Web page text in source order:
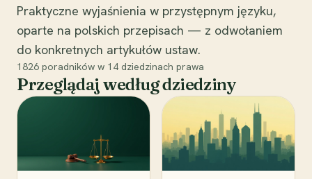
Praktyczne wyjaśnienia w przystępnym języku,
oparte na polskich przepisach — z odwołaniem
do konkretnych artykułów ustaw.
1826 poradników w 14 dziedzinach prawa
Przeglądaj według dziedziny